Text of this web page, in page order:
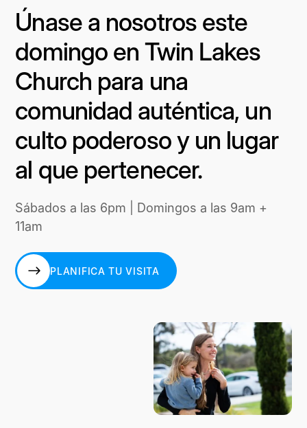
Únase a nosotros este
domingo en Twin Lakes
Church para una
comunidad auténtica, un
culto poderoso y un lugar
al que pertenecer.
Sábados a las 6pm | Domingos a las 9am +
11am
PLANIFICA TU VISITA